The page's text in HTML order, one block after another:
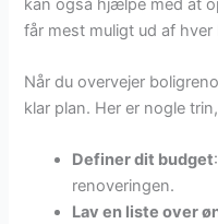
kan også hjælpe med at
får mest muligt ud af hver
Når du overvejer
klar plan. Her er nogle
Definer dit budget
renoveringen.
Lav en liste over